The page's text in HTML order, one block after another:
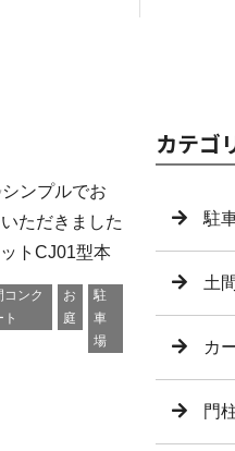
ンプルでお
ただきました
トCJ01型本
コンク
ト
お
庭
駐
車
場
カテゴ
駐
土
カ
門